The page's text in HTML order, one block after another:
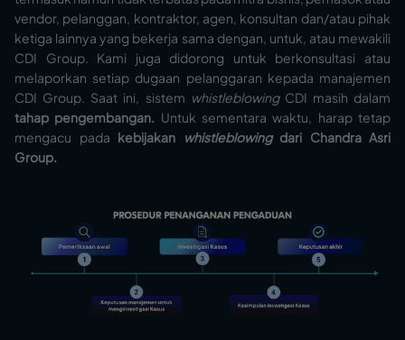
vendor, pelanggan, kontraktor, agen, konsultan dan/atau pihak
ketiga lainnya yang bekerja sama dengan, untuk, atau mewakili
CDI Group. Kami juga didorong untuk berkonsultasi atau
melaporkan setiap dugaan pelanggaran kepada manajemen
CDI Group. Saat ini, sistem whistleblowingCDI masih dalam
tahap pengembangan. Untuk sementara waktu, harap tetap
mengacu pada kebijakan whistleblowingdari Chandra Asri
Group.